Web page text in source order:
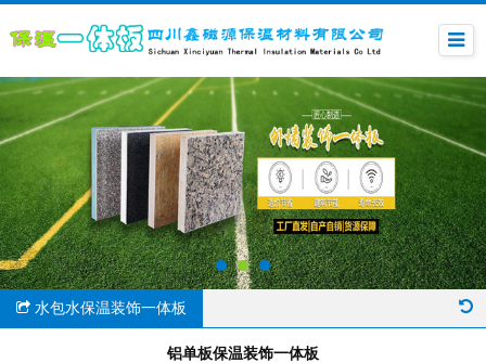
水包水保温装饰一体板
铝单板保温装饰一体板